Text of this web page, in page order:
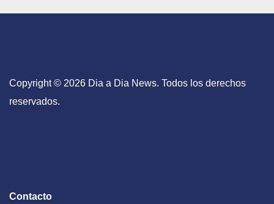
Copyright © 2026 Dia a Dia News. Todos los derechos
reservados.
Contacto